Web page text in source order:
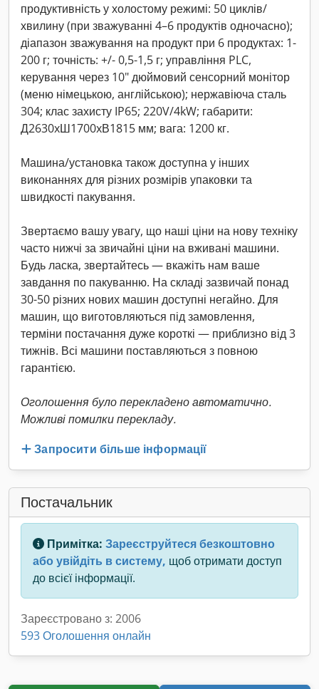
продуктивність у холостому режимі: 50 циклів/
хвилину (при зважуванні 4–6 продуктів одночасно);
діапазон зважування на продукт при 6 продуктах: 1-
200 г; точність: +/- 0,5-1,5 г; управління PLC,
керування через 10" дюймовий сенсорний монітор
(меню німецькою, англійською); нержавіюча сталь
304; клас захисту IP65; 220V/4kW; габарити:
Д2630xШ1700xВ1815 мм; вага: 1200 кг.
Машина/установка також доступна у інших
виконаннях для різних розмірів упаковки та
швидкості пакування.
Звертаємо вашу увагу, що наші ціни на нову техніку
часто нижчі за звичайні ціни на вживані машини.
Будь ласка, звертайтесь — вкажіть нам ваше
завдання по пакуванню. На складі зазвичай понад
30-50 різних нових машин доступні негайно. Для
машин, що виготовляються під замовлення,
терміни постачання дуже короткі — приблизно від 3
тижнів. Всі машини поставляються з повною
гарантією.
Оголошення було перекладено автоматично.
Можливі помилки перекладу.
Запросити більше інформації
Постачальник
Примітка: Зареєструйтеся безкоштовно
або увійдіть в систему, щоб отримати доступ
до всієї інформації.
Зареєстровано з: 2006
593 Оголошення онлайн